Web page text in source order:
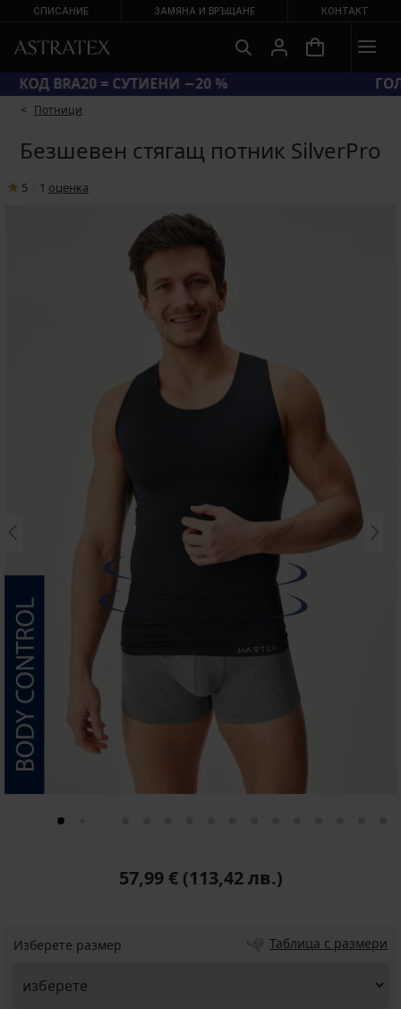
СПИСАНИЕ ЗАМЯНА И ВРЪЩАНЕ КОНТАКТ
КОД BRA20 = СУТИЕНИ −20 %
Потници
Безшевен стягащ потник SilverPro
5 1 oценка
57,99 € (113,42 лв.)
Изберете размер Таблица с размери